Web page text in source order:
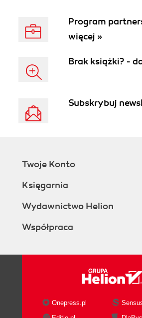
Program
więcej »
Brak książki? -
Subskrybuj
Twoje Konto
Księgarnia
Wydawnictwo Helion
Współpraca
Onepress.pl